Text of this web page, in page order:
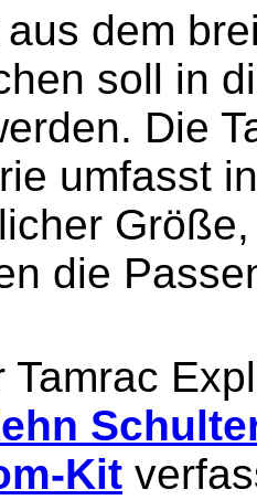
dem
soll in
Die
umfasst
die
Tamrac
Kit